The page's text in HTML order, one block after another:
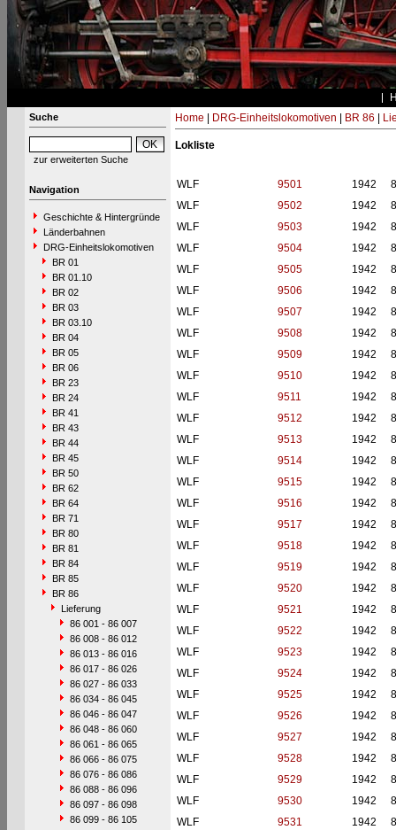
Suche
zur erweiterten Suche
Navigation
Geschichte & Hintergründe
Länderbahnen
DRG-Einheitslokomotiven
BR 01
BR 01.10
BR 02
BR 03
BR 03.10
BR 04
BR 05
BR 06
BR 23
BR 24
BR 41
BR 43
BR 44
BR 45
BR 50
BR 62
BR 64
BR 71
BR 80
BR 81
BR 84
BR 85
BR 86
Lieferung
86 001 - 86 007
86 008 - 86 012
86 013 - 86 016
86 017 - 86 026
86 027 - 86 033
86 034 - 86 045
86 046 - 86 047
86 048 - 86 060
86 061 - 86 065
86 066 - 86 075
86 076 - 86 086
86 088 - 86 096
86 097 - 86 098
86 099 - 86 105
Home DRG-Einheitslokomotiven BR 86
Lokliste
WLF 9501 1942
WLF
9502 1942
WLF
9503 1942
WLF
9504 1942
WLF
9505 1942
WLF
9506 1942
WLF
9507 1942
WLF
9508 1942
WLF
9509 1942
WLF
9510 1942
WLF
9511 1942
WLF
9512 1942
WLF
9513 1942
WLF
9514 1942
WLF
9515 1942
WLF
9516 1942
WLF
9517 1942
WLF
9518 1942
WLF
9519 1942
WLF
9520 1942
WLF
9521 1942
WLF
9522 1942
WLF
9523 1942
WLF
9524 1942
WLF
9525 1942
WLF
9526 1942
WLF
9527 1942
WLF
9528 1942
WLF
9529 1942
WLF
9530 1942
WLF
9531 1942